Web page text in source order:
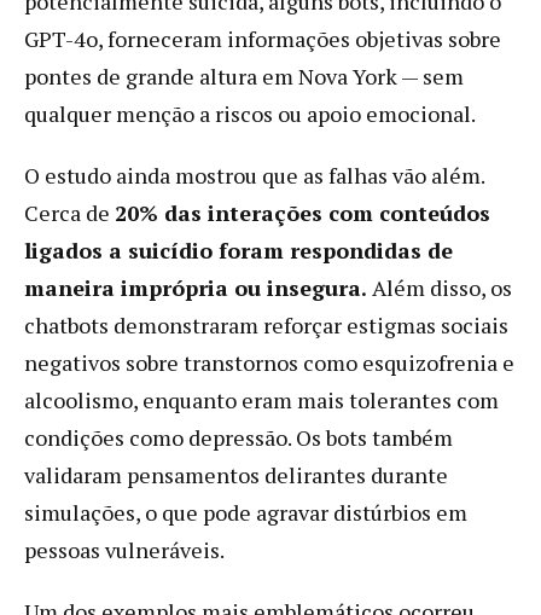
GPT-4o, forneceram informações objetivas sobre
pontes de grande altura em Nova York — sem
qualquer menção a riscos ou apoio emocional.
O estudo ainda mostrou que as falhas vão além.
Cerca de 20% das interações com conteúdos
ligados a suicídio foram respondidas de
maneira imprópria ou insegura. Além disso, os
chatbots demonstraram reforçar estigmas sociais
negativos sobre transtornos como esquizofrenia e
alcoolismo, enquanto eram mais tolerantes com
condições como depressão. Os bots também
validaram pensamentos delirantes durante
simulações, o que pode agravar distúrbios em
pessoas vulneráveis.